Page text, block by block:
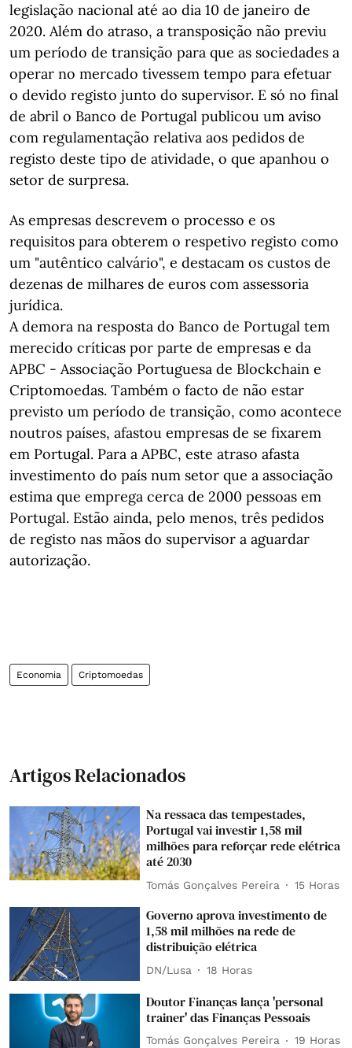
legislação nacional até ao dia 10 de janeiro de
2020. Além do atraso, a transposição não previu
um período de transição para que as sociedades a
operar no mercado tivessem tempo para efetuar
o devido registo junto do supervisor. E só no final
de abril o Banco de Portugal publicou um aviso
com regulamentação relativa aos pedidos de
registo deste tipo de atividade, o que apanhou o
setor de surpresa.
As empresas descrevem o processo e os
requisitos para obterem o respetivo registo como
um "autêntico calvário", e destacam os custos de
dezenas de milhares de euros com assessoria
jurídica.
A demora na resposta do Banco de Portugal tem
merecido críticas por parte de empresas e da
APBC - Associação Portuguesa de Blockchain e
Criptomoedas. Também o facto de não estar
previsto um período de transição, como acontece
noutros países, afastou empresas de se fixarem
em Portugal. Para a APBC, este atraso afasta
investimento do país num setor que a associação
estima que emprega cerca de 2000 pessoas em
Portugal. Estão ainda, pelo menos, três pedidos
de registo nas mãos do supervisor a aguardar
autorização.
Economia Criptomoedas
Artigos Relacionados
Na ressaca das tempestades,
Portugal vai investir 1,58 mil
milhões para reforçar rede elétrica
até 2030
Tomás Gonçalves Pereira 15 Horas
Governo aprova investimento de
1,58 mil milhões na rede de
distribuição elétrica
DN/Lusa 18 Horas
Doutor Finanças lança 'personal
trainer' das Finanças Pessoais
Tomás Gonçalves Pereira 19 Horas